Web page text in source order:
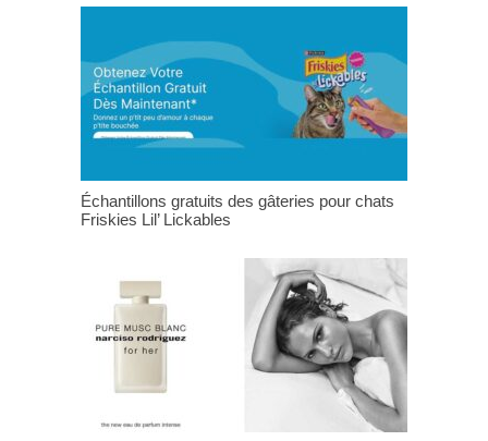
Échantillons gratuits des gâteries pour chats
Friskies Lil’ Lickables